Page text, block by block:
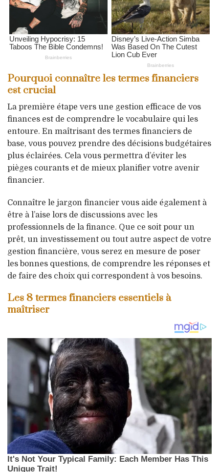
Pourquoi connaître les termes financiers
est crucial
La première étape vers une gestion efficace de vos
finances est de comprendre le vocabulaire qui les
entoure. En maîtrisant des termes financiers de
base, vous pouvez prendre des décisions budgétaires
plus éclairées. Cela vous permettra d’éviter les
pièges courants et de mieux planifier votre avenir
financier.
Connaître le jargon financier vous aide également à
être à l’aise lors de discussions avec les
professionnels de la finance. Que ce soit pour un
prêt, un investissement ou tout autre aspect de votre
gestion financière, vous serez en mesure de poser
les bonnes questions, de comprendre les réponses et
de faire des choix qui correspondent à vos besoins.
Les 8 termes financiers essentiels à
maîtriser